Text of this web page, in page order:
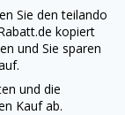
Sie denteilando
kopiert
und Sie sparen
und die
Kauf ab.